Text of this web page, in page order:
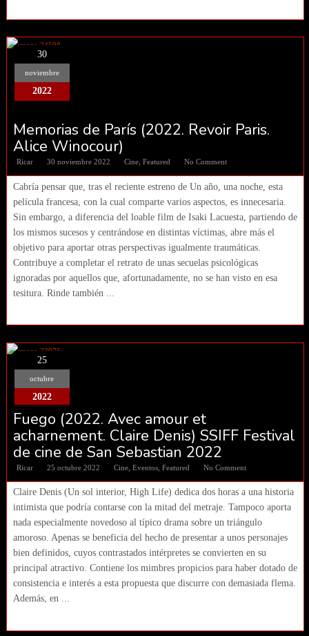
30
noviembre
2022
Memorias de París (2022. Revoir Paris.
Alice Winocour)
Ricar 30 noviembre 2022 Cine, Featured No Comment
Cabría pensar que, tras el reciente estreno de Un año, una noche, esta
película francesa, con la cual comparte varios aspectos, es innecesaria.
Sin embargo, a diferencia del loable film de Isaki Lacuesta, partiendo de
los mismos sucesos y centrándose en distintas víctimas, abre más el
objetivo para aportar otras perspectivas igualmente traumáticas.
Contribuye a completar el retrato de unas secuelas psicológicas
ignoradas por aquellos que, afortunadamente, no se han visto en esa
tesitura. Rinde también ...
25
octubre
2022
Fuego (2022. Avec amour et
acharnement. Claire Denis) SSIFF Festival
de cine de San Sebastian 2022
Ricar 25 octubre 2022 Cine, Eventos, Featured No Comment
Claire Denis (Un sol interior, High Life) dedica dos horas a una historia
intimista que podría contarse con la mitad del metraje. Tampoco aporta
nada especialmente novedoso al típico drama sobre un triángulo
amoroso. Apenas se beneficia del hecho de presentar a unos personajes
bien definidos, cuyos contrastados intérpretes se convierten en su
principal atractivo. Contiene los mimbres propicios para haber dotado de
consistencia e interés a esta propuesta que discurre con demasiada flema.
Además, en ...